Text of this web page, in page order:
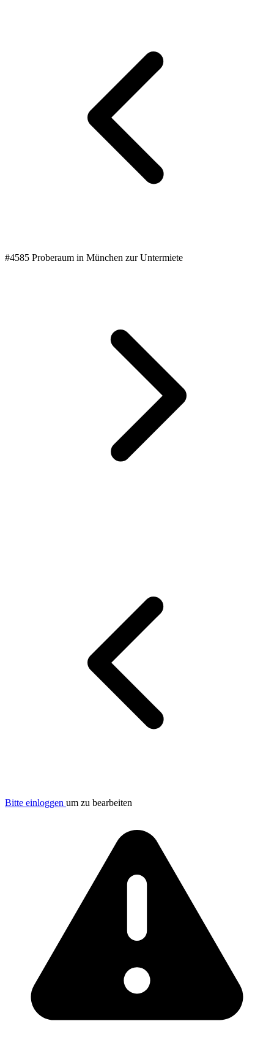
#4585 Proberaum in München zur Untermiete
Bitte einloggen um zu bearbeiten